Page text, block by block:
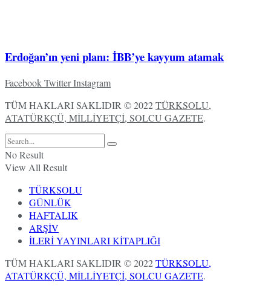
Erdoğan’ın yeni planı: İBB’ye kayyum atamak
FacebookTwitterInstagram
TÜM HAKLARI SAKLIDIR © 2022TÜRKSOLU,
ATATÜRKÇÜ, MİLLİYETÇİ, SOLCU GAZETE.
No Result
View All Result
TÜRKSOLU
GÜNLÜK
HAFTALIK
ARŞİV
İLERİ YAYINLARI KİTAPLIĞI
TÜM HAKLARI SAKLIDIR © 2022TÜRKSOLU,
ATATÜRKÇÜ, MİLLİYETÇİ, SOLCU GAZETE.